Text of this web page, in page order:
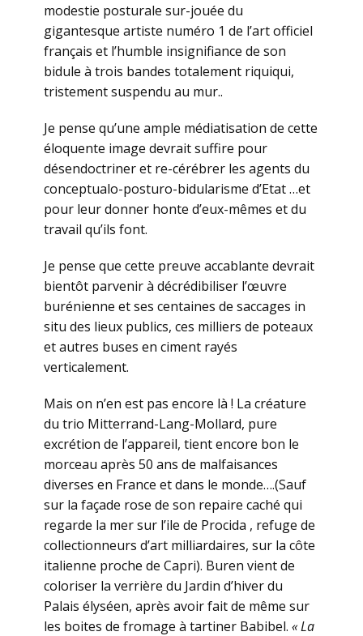
modestie posturale sur-jouée du
gigantesque artiste numéro 1 de l’art officiel
français et l’humble insignifiance de son
bidule à trois bandes totalement riquiqui,
tristement suspendu au mur..
Je pense qu’une ample médiatisation de cette
éloquente image devrait suffire pour
désendoctriner et re-cérébrer les agents du
conceptualo-posturo-bidularisme d’Etat …et
pour leur donner honte d’eux-mêmes et du
travail qu’ils font.
Je pense que cette preuve accablante devrait
bientôt parvenir à décrédibiliser l’œuvre
burénienne et ses centaines de saccages in
situ des lieux publics, ces milliers de poteaux
et autres buses en ciment rayés
verticalement.
Mais on n’en est pas encore là ! La créature
du trio Mitterrand-Lang-Mollard, pure
excrétion de l’appareil, tient encore bon le
morceau après 50 ans de malfaisances
diverses en France et dans le monde….(Sauf
sur la façade rose de son repaire caché qui
regarde la mer sur l’ile de Procida , refuge de
collectionneurs d’art milliardaires, sur la côte
italienne proche de Capri). Buren vient de
coloriser la verrière du Jardin d’hiver du
Palais élyséen, après avoir fait de même sur
les boites de fromage à tartiner Babibel. « La